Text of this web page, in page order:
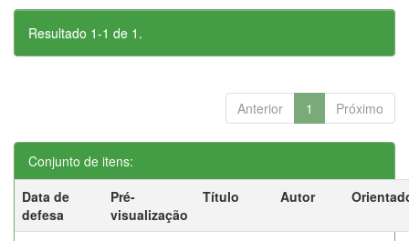
Resultado 1-1 de 1.
Anterior 1 Próximo
Conjunto de itens:
Data de
defesa
Pré-
visualização
Título Autor